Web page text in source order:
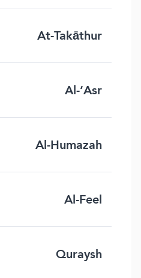
At-Takāthur
Al-‘Asr
Al-Humazah
Al-Feel
Quraysh